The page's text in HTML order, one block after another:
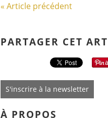
« Article précédent
PARTAGER CET
S'inscrire à la newsletter
À PROPOS